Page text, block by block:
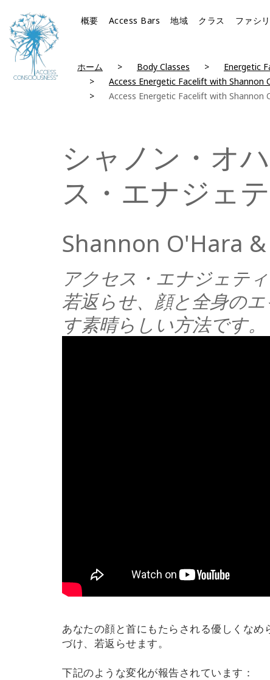
概要 Access Bars 地域 クラス ファシ
ホーム Body Classes Energetic
Access Energetic Facelift with Shannon
Access Energetic Facelift with Shannon
シャノン・オ
ス・エナジェ
Shannon O'Hara
アクセス・エナジェテ
若返らせ、顔と全身の
す素晴らしい方法です。
あなたの顔と首にもたらされる優しくな
づけ、若返らせます。
下記のような変化が報告されています：